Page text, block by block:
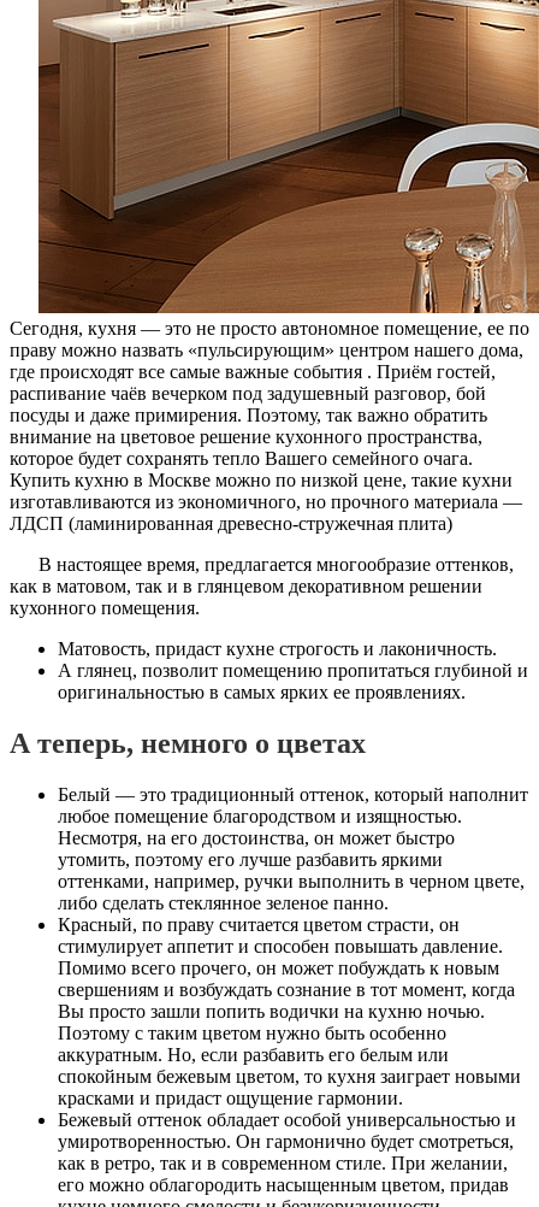
Сегодня, кухня — это не просто автономное помещение, ее по
праву можно назвать «пульсирующим» центром нашего дома,
где происходят все самые важные события . Приём гостей,
распивание чаёв вечерком под задушевный разговор, бой
посуды и даже примирения. Поэтому, так важно обратить
внимание на цветовое решение кухонного пространства,
которое будет сохранять тепло Вашего семейного очага.
Купить кухню в Москве можно по низкой цене, такие кухни
изготавливаются из экономичного, но прочного материала —
ЛДСП (ламинированная древесно-стружечная плита)
В настоящее время, предлагается многообразие оттенков,
как в матовом, так и в глянцевом декоративном решении
кухонного помещения.
Матовость, придаст кухне строгость и лаконичность.
А глянец, позволит помещению пропитаться глубиной и
оригинальностью в самых ярких ее проявлениях.
А теперь, немного о цветах
Белый — это традиционный оттенок, который наполнит
любое помещение благородством и изящностью.
Несмотря, на его достоинства, он может быстро
утомить, поэтому его лучше разбавить яркими
оттенками, например, ручки выполнить в черном цвете,
либо сделать стеклянное зеленое панно.
Красный, по праву считается цветом страсти, он
стимулирует аппетит и способен повышать давление.
Помимо всего прочего, он может побуждать к новым
свершениям и возбуждать сознание в тот момент, когда
Вы просто зашли попить водички на кухню ночью.
Поэтому с таким цветом нужно быть особенно
аккуратным. Но, если разбавить его белым или
спокойным бежевым цветом, то кухня заиграет новыми
красками и придаст ощущение гармонии.
Бежевый оттенок обладает особой универсальностью и
умиротворенностью. Он гармонично будет смотреться,
как в ретро, так и в современном стиле. При желании,
его можно облагородить насыщенным цветом, придав